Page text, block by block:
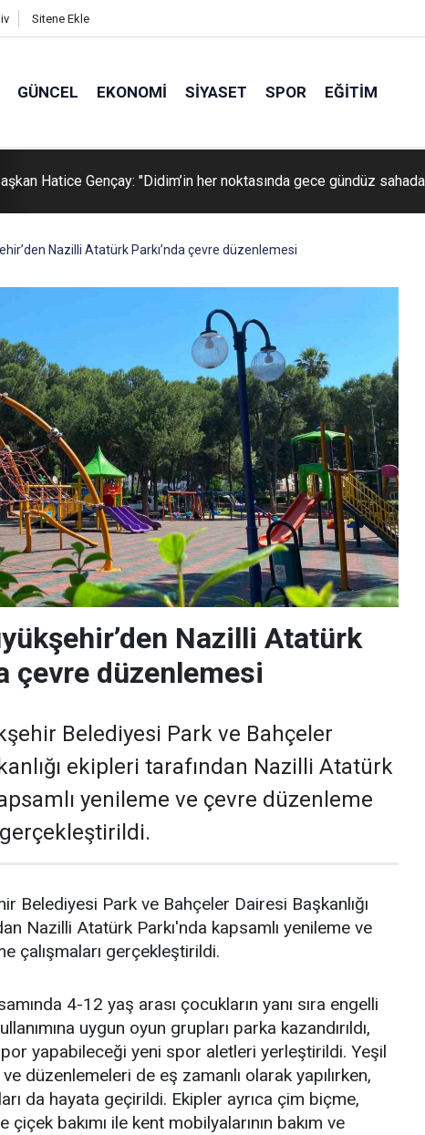
Sitene Ekle
GÜNCEL EKONOMI SIYASET SPOR EĞITIM
Başkanı Argat: "Kütahya savunma sanayine entegre olmalı"
Nazilli Atatürk Parkı’nda çevre düzenlemesi
Nazilli Atatürk
çevre düzenlemesi
Belediyesi Park ve Bahçeler
ekipleri tarafından Nazilli Atatürk
yenileme ve çevre düzenleme
gerçekleştirildi.
Belediyesi Park ve Bahçeler Dairesi Başkanlığı
Nazilli Atatürk Parkı'nda kapsamlı yenileme ve
çalışmaları gerçekleştirildi.
4-12 yaş arası çocukların yanı sıra engelli
uygun oyun grupları parka kazandırıldı,
yapabileceği yeni spor aletleri yerleştirildi. Yeşil
ve düzenlemeleri de eş zamanlı olarak yapılırken,
da hayata geçirildi. Ekipler ayrıca çim biçme,
çiçek bakımı ile kent mobilyalarının bakım ve